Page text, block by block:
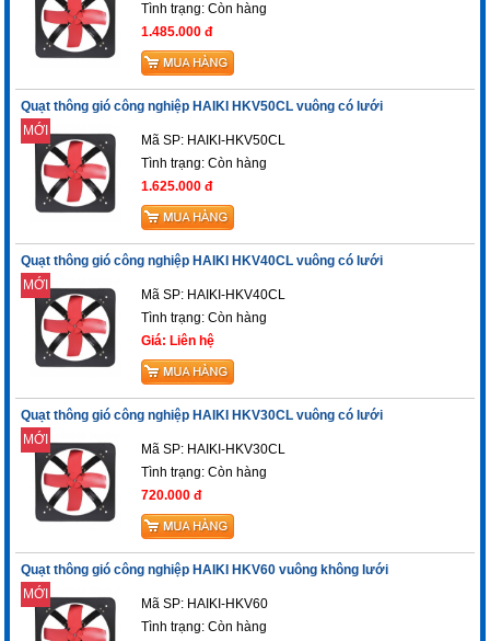
Tình trạng:Còn hàng
1.485.000 đ
Quạt thông gió công nghiệp HAIKI HKV50CL vuông có lưới
MỚI
Mã SP: HAIKI-HKV50CL
Tình trạng:Còn hàng
1.625.000 đ
Quạt thông gió công nghiệp HAIKI HKV40CL vuông có lưới
MỚI
Mã SP: HAIKI-HKV40CL
Tình trạng:Còn hàng
Giá: Liên hệ
Quạt thông gió công nghiệp HAIKI HKV30CL vuông có lưới
MỚI
Mã SP: HAIKI-HKV30CL
Tình trạng:Còn hàng
720.000 đ
Quạt thông gió công nghiệp HAIKI HKV60 vuông không lưới
MỚI
Mã SP: HAIKI-HKV60
Tình trạng:Còn hàng